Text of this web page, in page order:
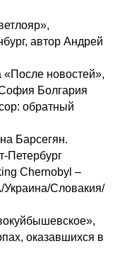
автор Андрей
«После новостей»,
Болгария
обратный
Барсегян.
Петербург
Chernobyl –
Словакия/
оказавшихся в